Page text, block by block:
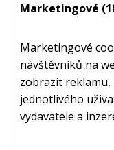
Marketingové
Marketingové
návštěvníků na
zobrazit
jednotlivého
vydavatele a